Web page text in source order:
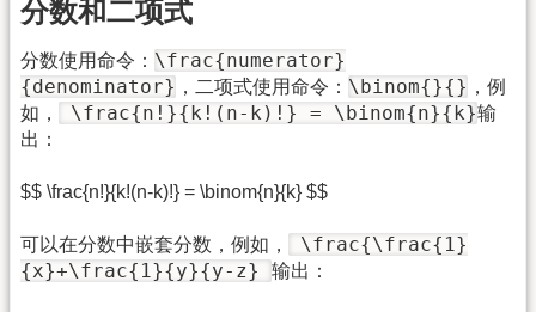
分数和二项式
分数使用命令： \frac{numerator}
{denominator} ，二项式使用命令： \binom{}{} ，例
如，
\frac{n!}{k!(n-k)!} = \binom{n}{k}输
出：
$$ \frac{n!}{k!(n-k)!} = \binom{n}{k} $$
可以在分数中嵌套分数，例如，
\frac{\frac{1}
{x}+\frac{1}{y}{y-z} 输出：